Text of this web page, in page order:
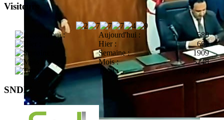
Visiteurs
Aujourd'hui :
580
Hier :
666
Semaine :
1909
Mois :
5248
Total :
277749
SNDL